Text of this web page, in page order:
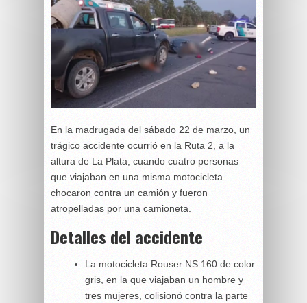
En la madrugada del sábado 22 de marzo, un
trágico accidente ocurrió en la Ruta 2, a la
altura de La Plata, cuando cuatro personas
que viajaban en una misma motocicleta
chocaron contra un camión y fueron
atropelladas por una camioneta.
Detalles del accidente
La motocicleta Rouser NS 160 de color
gris, en la que viajaban un hombre y
tres mujeres, colisionó contra la parte